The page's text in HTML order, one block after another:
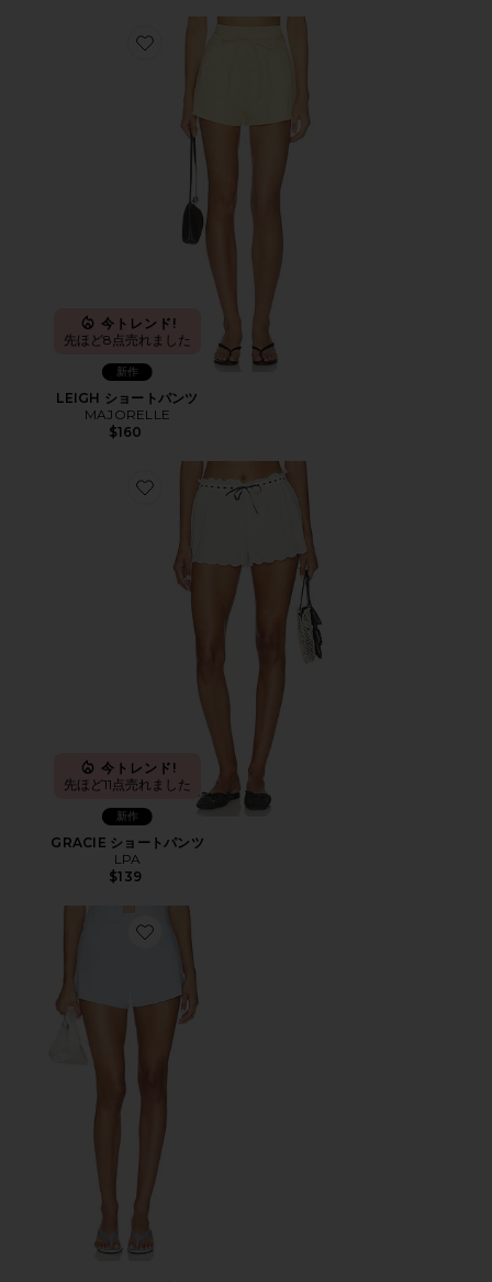
Favorite LEIGH ショートパンツ
今トレンド!
先ほど8点売れました
新作
LEIGH ショートパンツ
MAJORELLE
$160
Favorite GRACIE ショートパンツ
今トレンド!
先ほど11点売れました
新作
GRACIE ショートパンツ
LPA
$139
Favorite RUBY ショートパンツ